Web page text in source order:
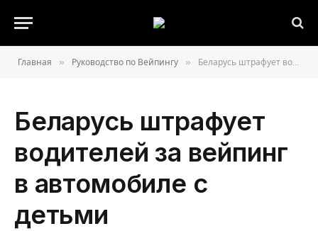
Главная » Руководство по Вейпингу » Беларусь штрафует водителей за вейпинг в автомобиле с детьми
Беларусь штрафует
водителей за вейпинг
в автомобиле с
детьми